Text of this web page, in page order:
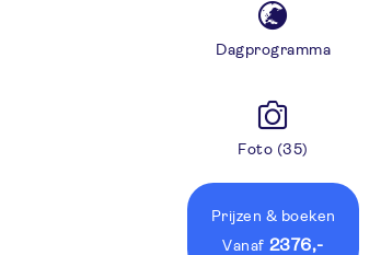
Dagprogramma
Foto (35)
Prijzen & boeken
vanaf 2376,-